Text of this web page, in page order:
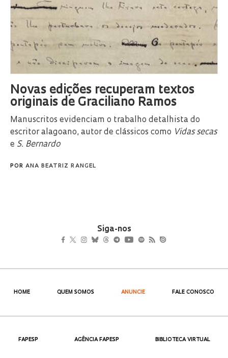
Novas edições recuperam textos
originais de Graciliano Ramos
Manuscritos evidenciam o trabalho detalhista do
escritor alagoano, autor de clássicos como Vidas secas
e S. Bernardo
POR ANA BEATRIZ RANGEL
Siga-nos
HOME QUEM SOMOS ANUNCIE FALE CONOSCO
FAPESP AGÊNCIA FAPESP BIBLIOTECA VIRTUAL